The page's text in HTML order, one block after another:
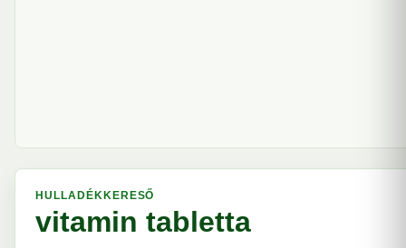
HULLADÉKKERESŐ
vitamin tabletta